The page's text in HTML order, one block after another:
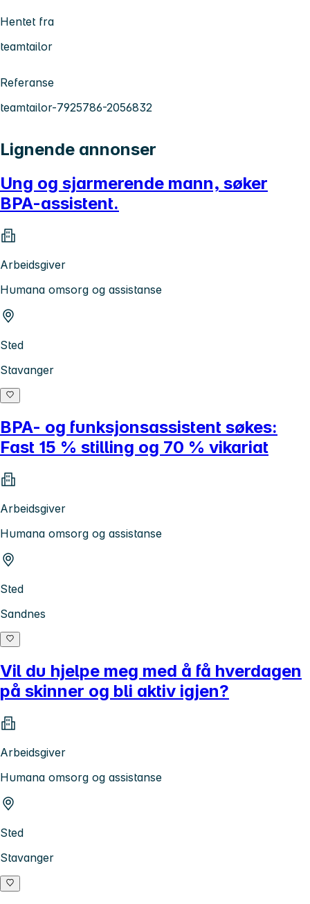
Hentet fra
teamtailor
Referanse
teamtailor-7925786-2056832
Lignende annonser
Ung og sjarmerende mann, søker
BPA-assistent.
Arbeidsgiver
Humana omsorg og assistanse
Sted
Stavanger
BPA- og funksjonsassistent søkes:
Fast 15 % stilling og 70 % vikariat
Arbeidsgiver
Humana omsorg og assistanse
Sted
Sandnes
Vil du hjelpe meg med å få hverdagen
på skinner og bli aktiv igjen?
Arbeidsgiver
Humana omsorg og assistanse
Sted
Stavanger